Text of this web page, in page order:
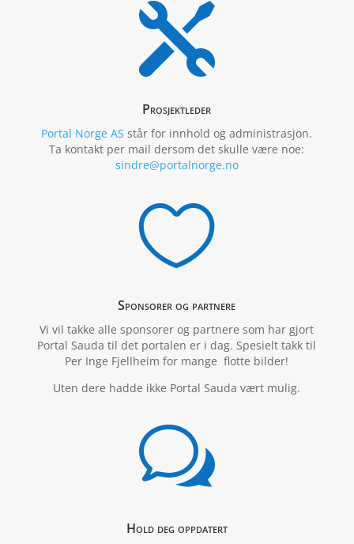

Prosjektleder
Portal Norge AS står for innhold og administrasjon.
Ta kontakt per mail dersom det skulle være noe:
sindre@portalnorge.no

Sponsorer og partnere
Vi vil takke alle sponsorer og partnere som har gjort
Portal Sauda til det portalen er i dag. Spesielt takk til
Per Inge Fjellheim for mange flotte bilder!
Uten dere hadde ikke Portal Sauda vært mulig.
w
Hold deg oppdatert